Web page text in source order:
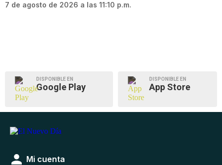
7 de agosto de 2026 a las 11:10 p.m.
DISPONIBLE EN
Google Play
DISPONIBLE EN
App Store
Mi cuenta